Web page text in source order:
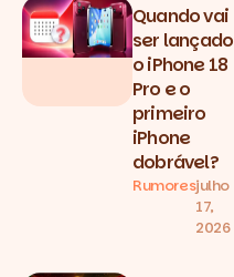
Quando vai
ser lançado
o iPhone 18
Pro e o
primeiro
iPhone
dobrável?
Rumoresjulho
17,
2026